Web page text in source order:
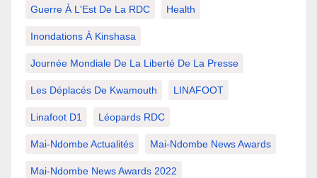
Guerre À L'Est De La RDC Health
Inondations À Kinshasa
Journée Mondiale De La Liberté De La Presse
Les Déplacés De Kwamouth LINAFOOT
Linafoot D1 Léopards RDC
Mai-Ndombe Actualités Mai-Ndombe News Awards
Mai-Ndombe News Awards 2022